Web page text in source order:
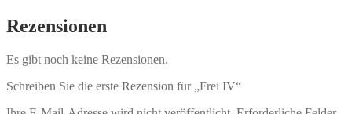
Rezensionen
Es gibt noch keine Rezensionen.
Schreiben Sie die erste Rezension für „Frei IV“